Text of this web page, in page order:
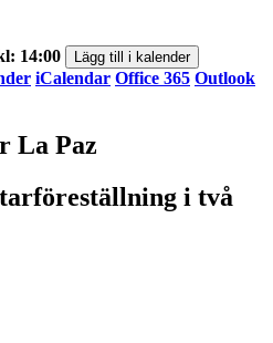
14:00 Lägg till i kalender
iCalendar Office 365 Outlook
La Paz
i två